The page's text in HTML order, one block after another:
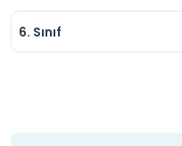
6. Sınıf